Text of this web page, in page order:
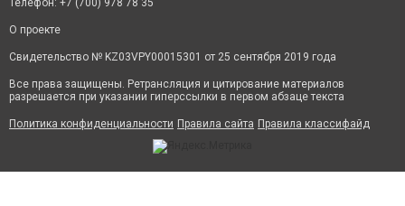
Телефон: +7 (700) 978 78 35
О проекте
Свидетельство № KZ03VPY00015301 от 25 сентября 2019 года
Все права защищены. Ретрансляция и цитирование материалов
разрешается при указании гиперссылки в первом абзаце текста
Политика конфиденциальности Правила сайта Правила классифайд